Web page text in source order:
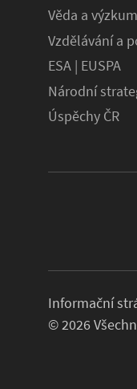
Věda a výzkum
Vzdělávání a
ESA | EUSPA
Národní
Úspěchy ČR
Informační
© 2026